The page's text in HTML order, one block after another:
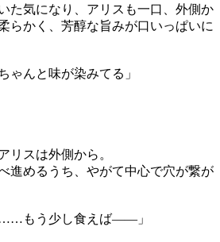
た気になり、アリスも一口、外側か
らかく、芳醇な旨みが口いっぱいに
んと味が染みてる」
スは外側から。
進めるうち、やがて中心で穴が繋が
……もう少し食えば――」